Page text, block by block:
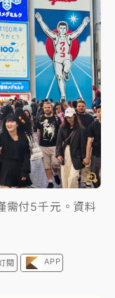
諒向法院聲請遭
預約開賣一度塞車
成功 今重開羈
「紅到發紫」降
需付5千元。資料
閱 APP